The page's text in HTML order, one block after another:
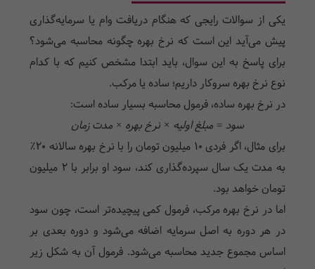
یکی از سوالات رایجی که هنگام دریافت وام یا سرمایه‌گذاری
پیش می‌آید این است که نرخ بهره چگونه محاسبه می‌شود؟
برای پاسخ به این سوال، باید ابتدا مشخص کنیم که با کدام
نوع نرخ بهره سروکار داریم؛ ساده یا مرکب.
در نرخ بهره ساده، فرمول محاسبه بسیار ساده است:
سود = مبلغ اولیه × نرخ بهره × مدت زمان
برای مثال، اگر فردی ۱۰ میلیون تومان را با نرخ بهره سالانه ۲۰٪
به مدت یک سال سپرده‌گذاری کند، سود او برابر با ۲ میلیون
تومان خواهد بود.
اما در نرخ بهره مرکب، فرمول کمی پیچیده‌تر است، چون سود
در هر دوره به اصل سرمایه اضافه می‌شود و دوره بعدی بر
اساس مجموع جدید محاسبه می‌شود. فرمول آن به شکل زیر